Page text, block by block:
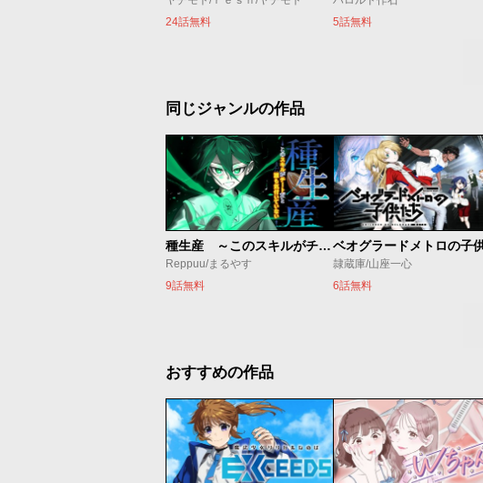
24話無料
5話無料
同じジャンルの作品
種生産 ～このスキルがチートだとまだ誰も気付いていない～
Reppuu/まるやす
9話無料
隷蔵庫/山座一心
6話無料
おすすめの作品